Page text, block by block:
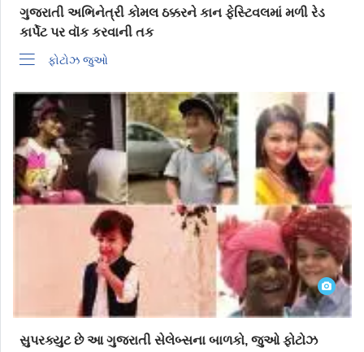
ગુજરાતી અભિનેત્રી કોમલ ઠક્કરને કાન ફેસ્ટિવલમાં મળી રેડ
કાર્પેટ પર વૉક કરવાની તક
ફોટોઝ જુઓ
સુપરક્યુટ છે આ ગુજરાતી સેલેબ્સના બાળકો, જુઓ ફોટોઝ